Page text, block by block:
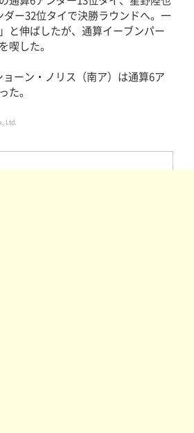
ダー32位タイで決勝ラウンドへ。一
と伸ばしたが、通算イーブンパー
喫した。
ーン・ノリス（南ア）は通算6ア
た。
Ltd.